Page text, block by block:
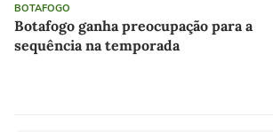
BOTAFOGO
Botafogo ganha preocupação para a
sequência na temporada